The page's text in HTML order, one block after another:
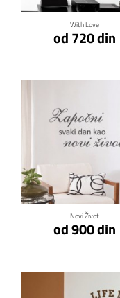
With Love
od 720 din
Novi Život
od 900 din